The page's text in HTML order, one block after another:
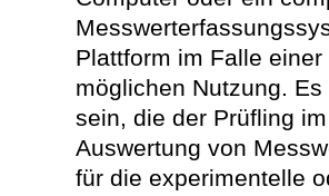
Plattform im Falle
möglichen Nutzung.
sein, die der Prüfling
Auswertung von
für die experimentelle